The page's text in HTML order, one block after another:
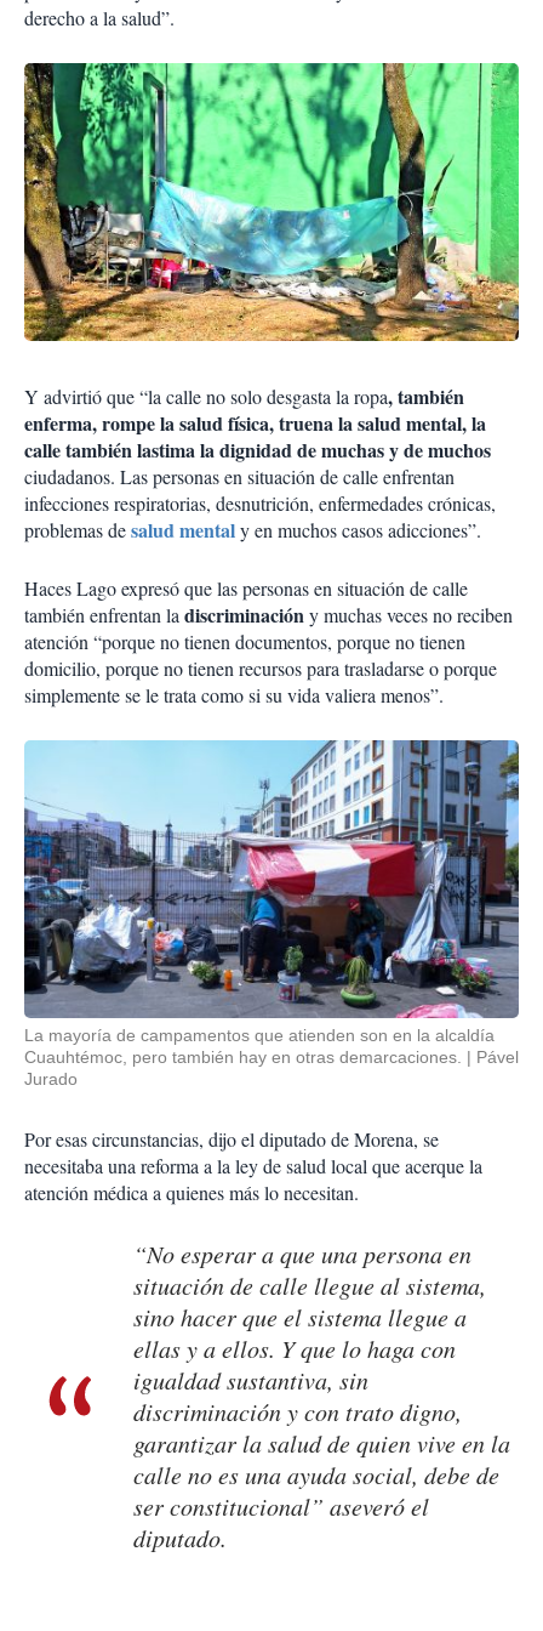
derecho a la salud”.
Y advirtió que “la calle no solo desgasta la ropa, también
enferma, rompe la salud física, truena la salud mental, la
calle también lastima la dignidad de muchas y de muchos
ciudadanos. Las personas en situación de calle enfrentan
infecciones respiratorias, desnutrición, enfermedades crónicas,
problemas desalud mentaly en muchos casos adicciones”.
Haces Lago expresó que las personas en situación de calle
también enfrentan ladiscriminacióny muchas veces no reciben
atención “porque no tienen documentos, porque no tienen
domicilio, porque no tienen recursos para trasladarse o porque
simplemente se le trata como si su vida valiera menos”.
La mayoría de campamentos que atienden son en la alcaldía
Cuauhtémoc, pero también hay en otras demarcaciones.
Pável
Jurado
Por esas circunstancias, dijo el diputado de Morena, se
necesitaba una reforma a la ley de salud local que acerque la
atención médica a quienes más lo necesitan.
“No esperar a que una persona en
situación de calle llegue al sistema,
sino hacer que el sistema llegue a
ellas y a ellos. Y que lo haga con
igualdad sustantiva, sin
discriminación y con trato digno,
garantizar la salud de quien vive en la
calle no es una ayuda social, debe de
ser constitucional” aseveró el
diputado.